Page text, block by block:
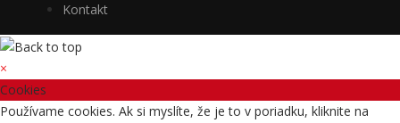
Kontakt
×
Cookies
Používame cookies. Ak si myslíte, že je to v poriadku, kliknite na